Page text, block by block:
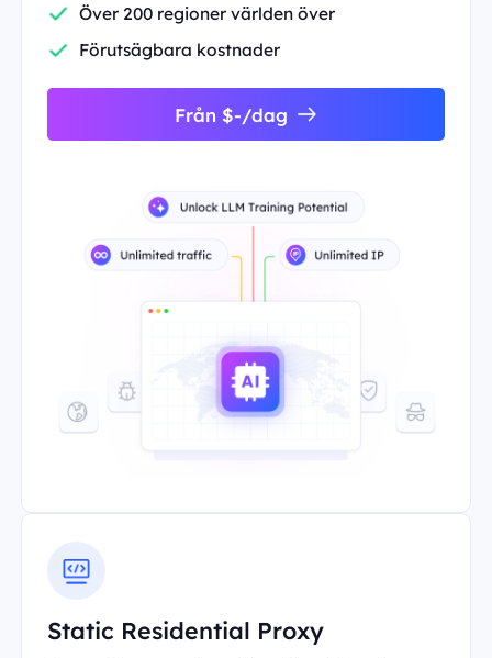
Över 200 regioner världen över
Förutsägbara kostnader
Från $-/dag
Static Residential Proxy